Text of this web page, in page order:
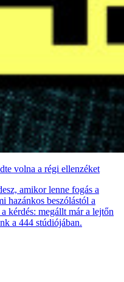
volna a régi ellenzéket
amikor lenne fogás a
hazánkos beszólástól a
kérdés: megállt már a lejtőn
a 444 stúdiójában.